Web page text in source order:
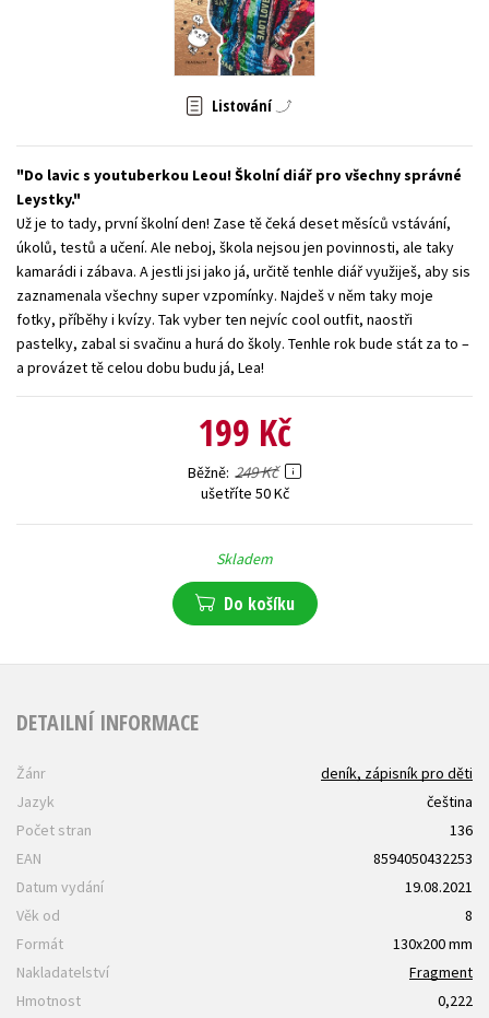
Zahraniční literatura
Všechny tituly
Listování
Do lavic s youtuberkou Leou! Školní diář pro všechny správné
Leystky.
Už je to tady, první školní den! Zase tě čeká deset měsíců vstávání,
úkolů, testů a učení. Ale neboj, škola nejsou jen povinnosti, ale taky
kamarádi i zábava. A jestli jsi jako já, určitě tenhle diář využiješ, aby sis
zaznamenala všechny super vzpomínky. Najdeš v něm taky moje
fotky, příběhy i kvízy. Tak vyber ten nejvíc cool outfit, naostři
pastelky, zabal si svačinu a hurá do školy. Tenhle rok bude stát za to –
a provázet tě celou dobu budu já, Lea!
199 Kč
Běžně 249 Kč
ušetříte 50 Kč
Skladem
Do košíku
DETAILNÍ INFORMACE
Žánr
deník, zápisník pro děti
Jazyk
čeština
Počet stran
136
EAN
8594050432253
Datum vydání
19.08.2021
Věk od
8
Formát
130x200 mm
Nakladatelství
Fragment
Hmotnost
0,222